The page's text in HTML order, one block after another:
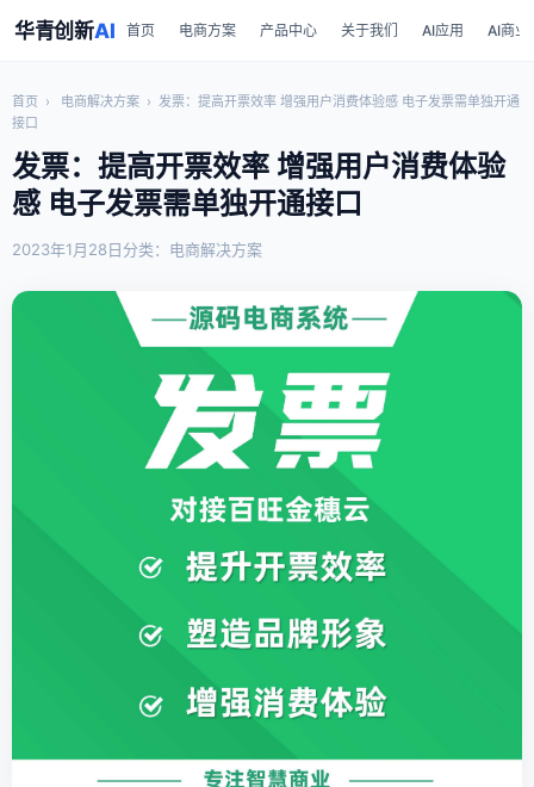
华青创新AI 首页 电商方案 产品中心 关于我们 AI应用 AI商业
首页 › 电商解决方案 › 发票：提高开票效率 增强用户消费体验感 电子发票需单独开通
接口
发票：提高开票效率 增强用户消费体验
感 电子发票需单独开通接口
2023年1月28日分类：电商解决方案